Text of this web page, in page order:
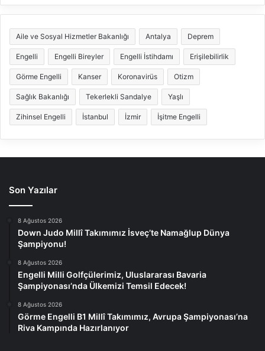
Aile ve Sosyal Hizmetler Bakanlığı Antalya Deprem
Engelli Engelli Bireyler Engelli İstihdamı Erişilebilirlik
Görme Engelli Kanser Koronavirüs Otizm
Sağlık Bakanlığı Tekerlekli Sandalye Yaşlı
Zihinsel Engelli İstanbul İzmir İşitme Engelli
Son Yazılar
8 Ağustos 2026
Down Judo Millî Takımımız İsveç’te Namağlup Dünya
Şampiyonu!
8 Ağustos 2026
Engelli Milli Golfçülerimiz, Uluslararası Bavaria
Şampiyonası’nda Ülkemizi Temsil Edecek!
8 Ağustos 2026
Görme Engelli B1 Millî Takımımız, Avrupa Şampiyonası’na
Riva Kampında Hazırlanıyor